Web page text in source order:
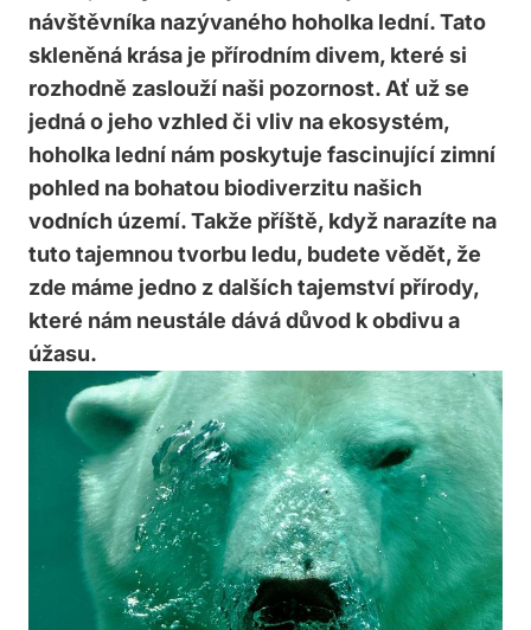
návštěvníka nazývaného hoholka lední. Tato
skleněná krása je přírodním divem, které si ​
rozhodně ​zaslouží naši pozornost. Ať už se‌
jedná o jeho‍ vzhled či vliv na ekosystém,
hoholka lední nám poskytuje⁢ fascinující zimní
pohled na bohatou biodiverzitu ⁤našich
vodních území. ​Takže příště, když narazíte na
tuto tajemnou ‍tvorbu ledu, budete vědět, ⁤že
zde máme jedno z dalších tajemství přírody,​
které nám neustále dává důvod k‍ obdivu⁣ a
úžasu.